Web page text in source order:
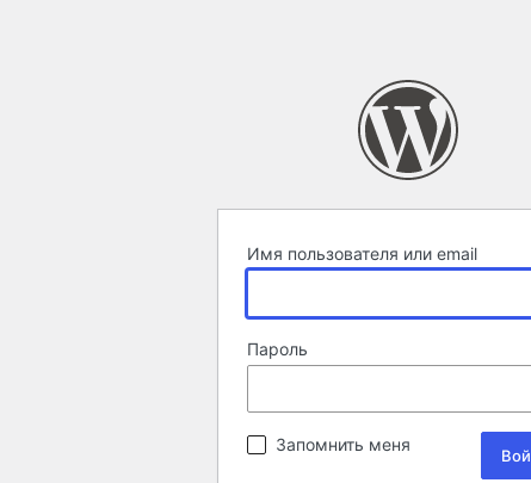
Имя пользователя или email
Пароль
Запомнить меня